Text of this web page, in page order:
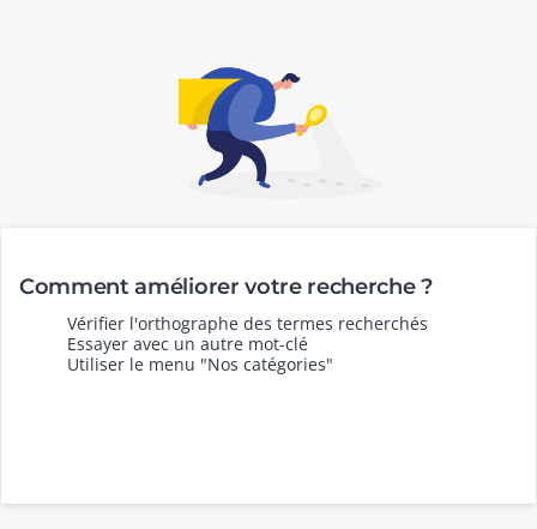
Comment améliorer votre recherche ?
Vérifier l'orthographe des termes recherchés
Essayer avec un autre mot-clé
Utiliser le menu "Nos catégories"